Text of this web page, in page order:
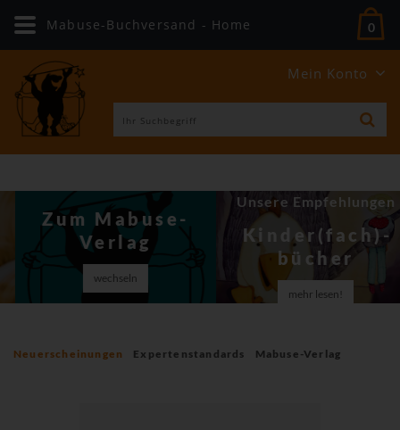
Mein Konto
0
Zum Mabuse-
Verlag
wechseln
Unsere Empfehlungen
Kinder(fach)­
bücher
mehr lesen!
Neuerscheinungen Expertenstandards Mabuse-Verlag
Mabuse-Buchversand - Home